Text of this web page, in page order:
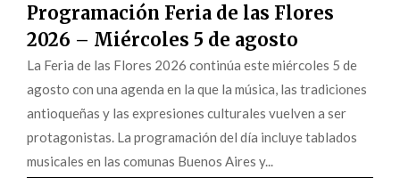
Programación Feria de las Flores
2026 – Miércoles 5 de agosto
La Feria de las Flores 2026 continúa este miércoles 5 de
agosto con una agenda en la que la música, las tradiciones
antioqueñas y las expresiones culturales vuelven a ser
protagonistas. La programación del día incluye tablados
musicales en las comunas Buenos Aires y...